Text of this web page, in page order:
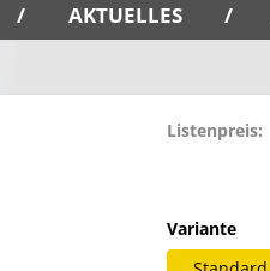
AKTUELLES
Listenpreis:
Variante